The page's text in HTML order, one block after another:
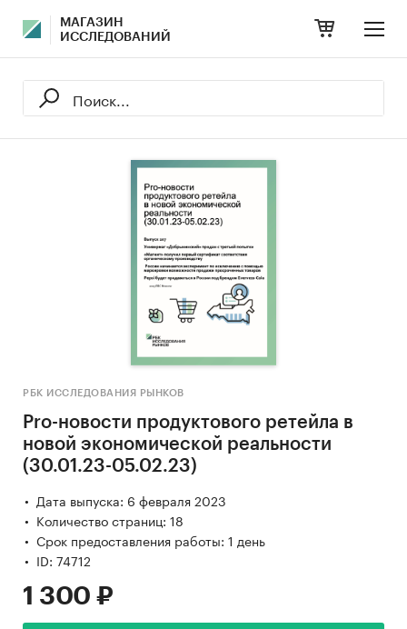
МАГАЗИН
ИССЛЕДОВАНИЙ
РБК ИССЛЕДОВАНИЯ РЫНКОВ
Pro-новости продуктового ретейла в
новой экономической реальности
(30.01.23-05.02.23)
Дата выпуска: 6 февраля 2023
Количество страниц: 18
Срок предоставления работы: 1 день
ID: 74712
1 300 ₽